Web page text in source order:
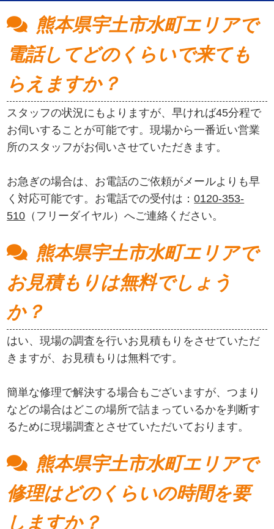
熊本県宇土市水町エリアで
電話してどのくらいで来ても
らえますか？
スタッフの状況にもよりますが、早ければ45分程で
お伺いすることが可能です。現場から一番近い営業
所のスタッフがお伺いさせていただきます。
お急ぎの場合は、お電話のご依頼がメールよりも早
く対応可能です。お電話での受付は：0120-353-
510 （フリーダイヤル）へご連絡ください。
熊本県宇土市水町エリアで
お見積もりは無料でしょう
か？
はい、現場の調査を行いお見積もりをさせていただ
きますが、お見積もりは無料です。
簡単な修理で解決する場合もございますが、つまり
などの場合はどこの場所で詰まっているかを判断す
るために現場調査とさせていただいております。
熊本県宇土市水町エリアで
修理はどのくらいの時間を要
しますか？